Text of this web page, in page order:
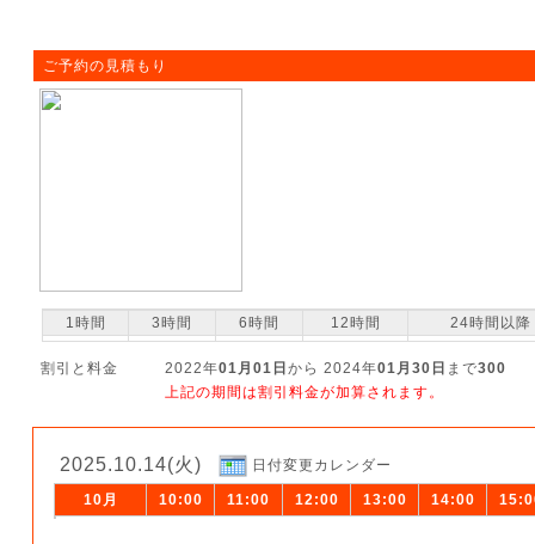
ご予約の見積もり
1時間 3時間 6時間 12時間 24時間以降
割引と料金 2022年01月01日 から 2024年01月30日 まで300
上記の期間は割引料金が加算されます。
2025.10.14(火) 日付変更カレンダー
10月 10:00 11:00 12:00 13:00 14:00